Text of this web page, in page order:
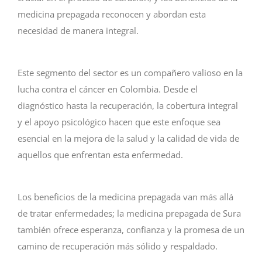
medicina prepagada reconocen y abordan esta
necesidad de manera integral.
Este segmento del sector es un compañero valioso en la
lucha contra el cáncer en Colombia. Desde el
diagnóstico hasta la recuperación, la cobertura integral
y el apoyo psicológico hacen que este enfoque sea
esencial en la mejora de la salud y la calidad de vida de
aquellos que enfrentan esta enfermedad.
Los beneficios de la medicina prepagada van más allá
de tratar enfermedades; la medicina prepagada de Sura
también ofrece esperanza, confianza y la promesa de un
camino de recuperación más sólido y respaldado.